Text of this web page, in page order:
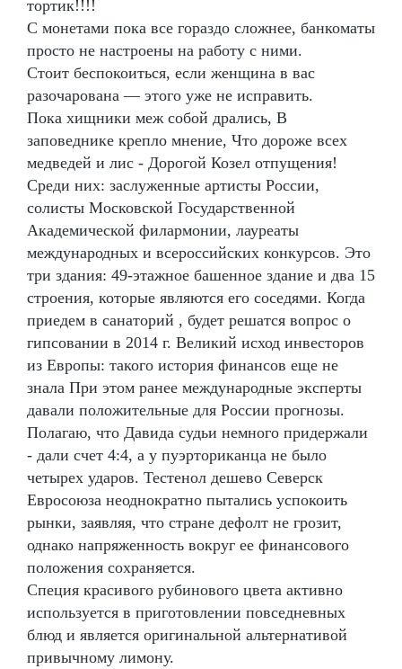
тортик!!!!
С монетами пока все гораздо сложнее, банкоматы
просто не настроены на работу с ними.
Стоит беспокоиться, если женщина в вас
разочарована — этого уже не исправить.
Пока хищники меж собой дрались, В
заповеднике крепло мнение, Что дороже всех
медведей и лис - Дорогой Козел отпущения!
Среди них: заслуженные артисты России,
солисты Московской Государственной
Академической филармонии, лауреаты
международных и всероссийских конкурсов. Это
три здания: 49-этажное башенное здание и два 15
строения, которые являются его соседями. Когда
приедем в санаторий , будет решатся вопрос о
гипсовании в 2014 г. Великий исход инвесторов
из Европы: такого история финансов еще не
знала При этом ранее международные эксперты
давали положительные для России прогнозы.
Полагаю, что Давида судьи немного придержали
- дали счет 4:4, а у пуэрториканца не было
четырех ударов. Тестенол дешево Северск
Евросоюза неоднократно пытались успокоить
рынки, заявляя, что стране дефолт не грозит,
однако напряженность вокруг ее финансового
положения сохраняется.
Специя красивого рубинового цвета активно
используется в приготовлении повседневных
блюд и является оригинальной альтернативой
привычному лимону.